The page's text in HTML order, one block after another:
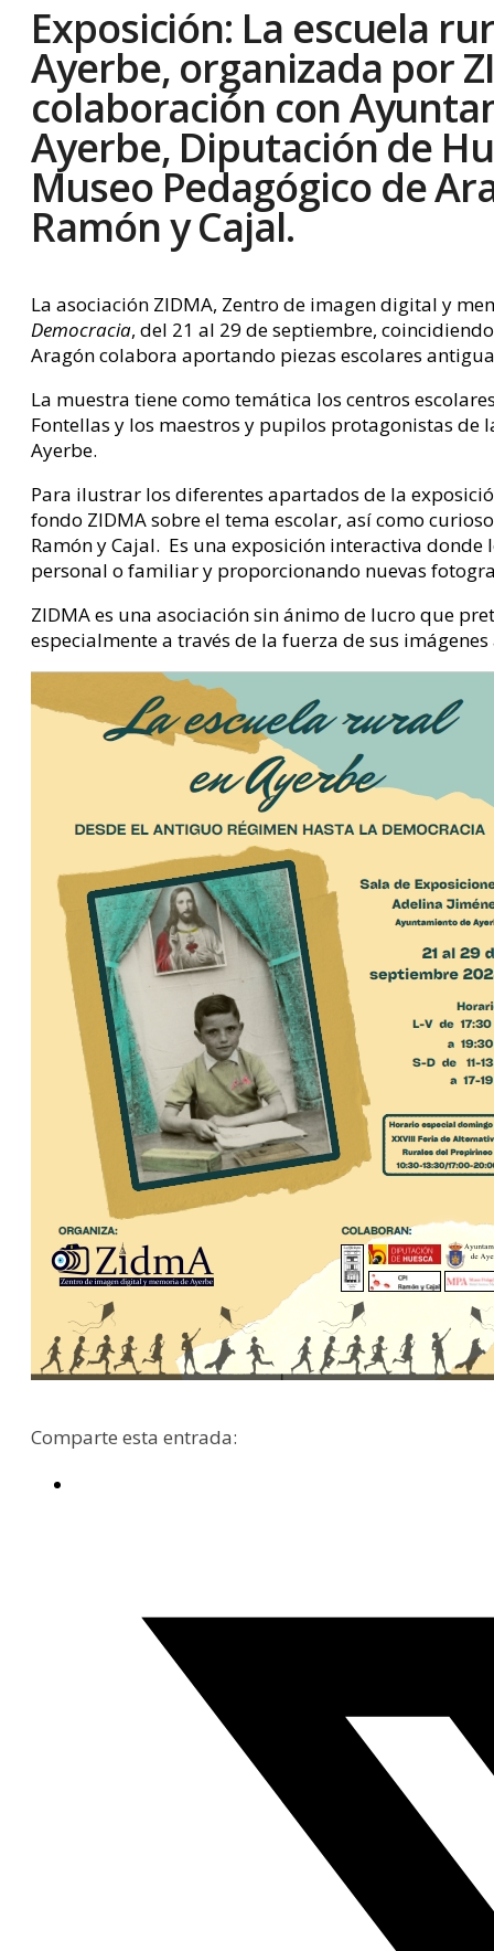
Exposición: La escuela
Ayerbe, organizada por
colaboración con
Ayerbe, Diputación de
Museo Pedagógico de
Ramón y Cajal.
La asociación ZIDMA, Zentro de imagen digital y
Democracia, del 21 al 29 de septiembre,
Aragón colabora aportando piezas escolares
La muestra tiene como temática los centros
Fontellas y los maestros y pupilos protagonistas de
Ayerbe.
Para ilustrar los diferentes apartados de la
fondo ZIDMA sobre el tema escolar, así como
Ramón y Cajal. Es una exposición interactiva
personal o familiar y proporcionando nuevas
ZIDMA es una asociación sin ánimo de lucro que
especialmente a través de la fuerza de sus
Comparte esta entrada: